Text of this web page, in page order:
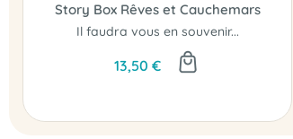
Story Box Rêves et Cauchemars
Il faudra vous en souvenir...
13,50 €